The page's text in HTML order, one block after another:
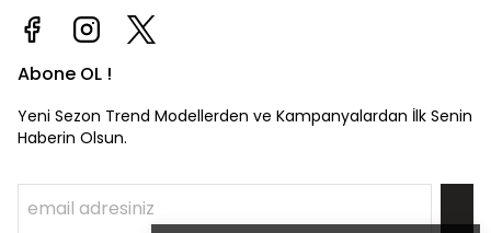
Abone OL !
Yeni Sezon Trend Modellerden ve Kampanyalardan İlk Senin
Haberin Olsun.